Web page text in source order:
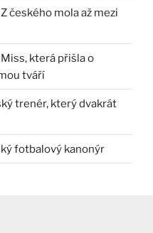
českého mola až mezi
která přišla o
tváří
trenér, který dvakrát
fotbalový kanonýr